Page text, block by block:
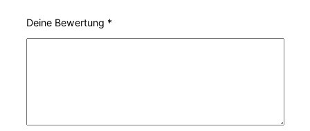
Deine Bewertung *